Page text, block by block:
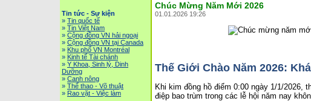
Tin tức - Sự kiện
» Tin quốc tế
» Tin Việt Nam
» Cộng đồng VN hải ngoại
» Cộng đồng VN tại Canada
» Khu phố VN Montréal
» Kinh tế Tài chánh
» Y Khoa, Sinh lý, Dinh
Dưỡng
» Canh nông
» Thể thao - Võ thuật
» Rao vặt - Việc làm
Chúc Mừng Năm Mới 2026
01.01.2026 19:26
Thế Giới Chào Năm 2026:
Khi kim đồng hồ điểm 0:00 ngày 1/1/
điệp bao trùm trong các lễ hội năm nay